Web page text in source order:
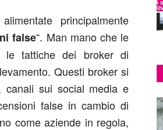
principalmente
false“. Man mano che le
le tattiche dei broker di
Questi broker si
canali sui social media e
false in cambio di
come aziende in regola,